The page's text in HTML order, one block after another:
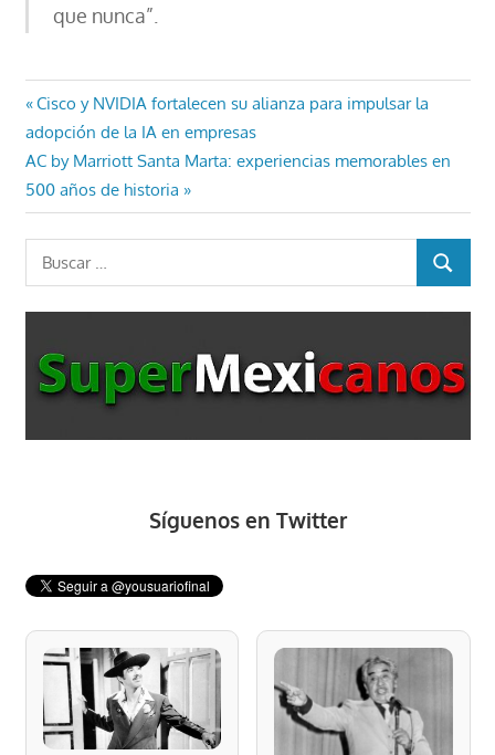
que nunca”.
Navegación
de
entradas
Entrada
anterior:
Cisco y NVIDIA fortalecen su alianza para impulsar la
adopción de la IA en empresas
Entrada
siguiente:
AC by Marriott Santa Marta: experiencias memorables en
500 años de historia
Buscar:
BUSCAR
Síguenos en Twitter